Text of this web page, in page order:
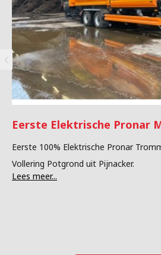
Eerste Elektrische Pronar
Eerste 100% Elektrische Pronar
Vollering Potgrond uit Pijnacker.
Lees meer...